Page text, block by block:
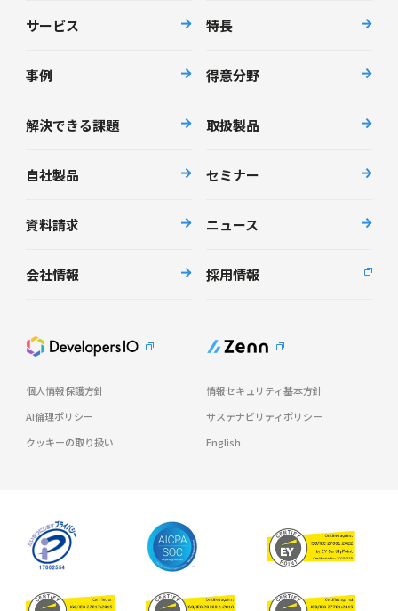
サービス 特長
事例 得意分野
解決できる課題 取扱製品
自社製品 セミナー
資料請求 ニュース
会社情報 採用情報
個人情報保護方針
情報セキュリティ基本方針
AI倫理ポリシー
サステナビリティポリシー
クッキーの取り扱い
English